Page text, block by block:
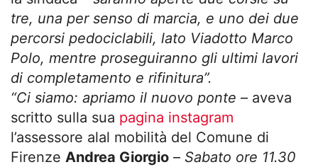
tre, una per senso di marcia, e uno dei due
percorsi pedociclabili, lato Viadotto Marco
Polo, mentre proseguiranno gli ultimi lavori
di completamento e rifinitura”.
“Ci siamo: apriamo il nuovo ponte – aveva
scritto sulla sua pagina instagram
l’assessore alal mobilità del Comune di
Firenze Andrea Giorgio – Sabato ore 11.30